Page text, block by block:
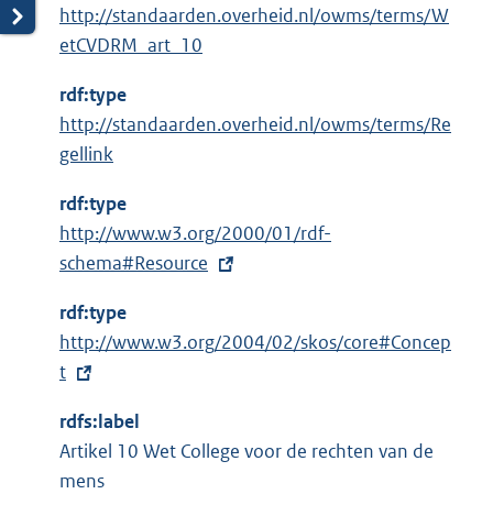
http://standaarden.overheid.nl/owms/terms/W
etCVDRM_art_10
rdf:type
http://standaarden.overheid.nl/owms/terms/Re
gellink
rdf:type
E
x
e
r
n
l
http://www.w3.org/2000/01/rdf-
schema#Resource
rdf:type
E
x
e
r
n
http://www.w3.org/2004/02/skos/core#Concep
t
rdfs:label
Artikel 10 Wet College voor de rechten van de
mens